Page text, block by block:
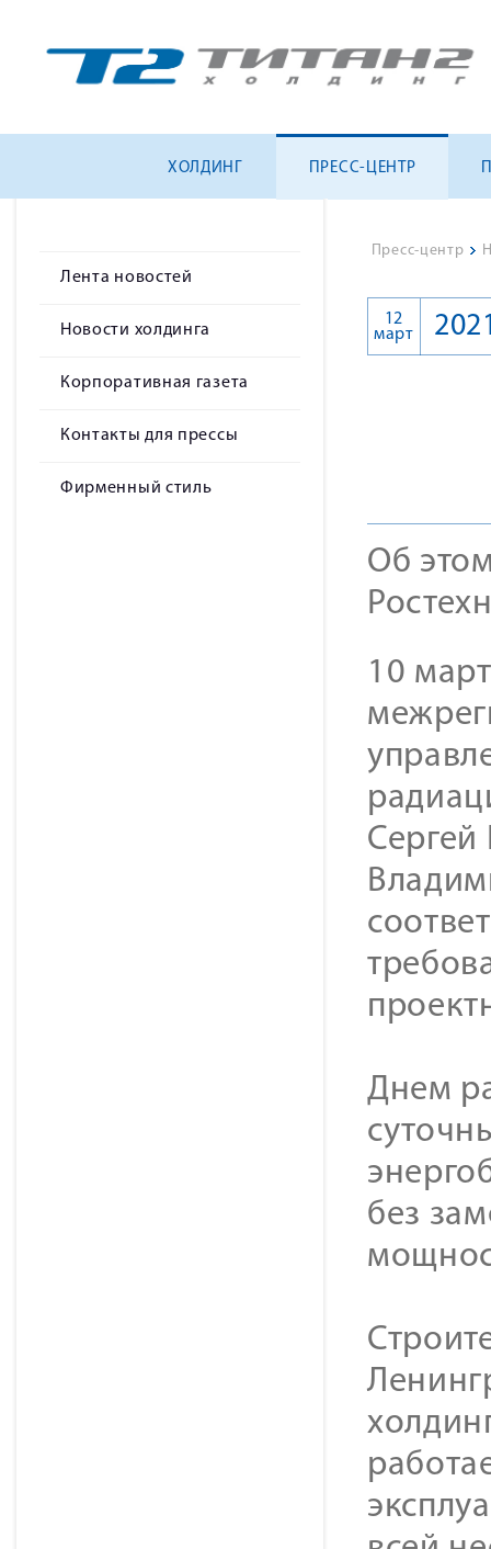
ХОЛДИНГ ПРЕСС-ЦЕНТР
Лента новостей
Новости холдинга
Корпоративная газета
Контакты для прессы
Фирменный стиль
Пресс-центр >
12
март
Об
10
Днем
без